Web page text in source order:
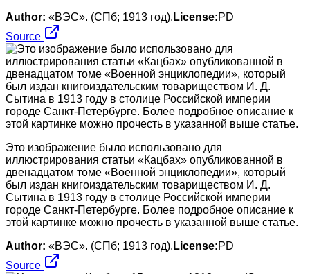
Author: «ВЭС». (СПб; 1913 год). License:PD
Source
Это изображение было использовано для
иллюстрирования статьи «Кацбах» опубликованной в
двенадцатом томе «Военной энциклопедии», который
был издан книгоиздательским товариществом И. Д.
Сытина в 1913 году в столице Российской империи
городе Санкт-Петербурге. Более подробное описание к
этой картинке можно прочесть в указанной выше статье.
Author: «ВЭС». (СПб; 1913 год). License:PD
Source